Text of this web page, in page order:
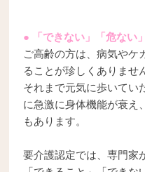
● 「できない」「危ない
ご高齢の方は、病気やケ
ることが珍しくありませ
それまで元気に歩いてい
に急激に身体機能が衰え
もあります。
要介護認定では、専門家